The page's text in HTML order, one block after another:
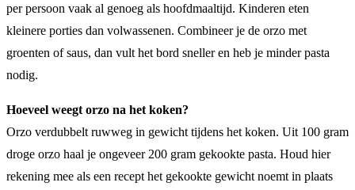
per persoon vaak al genoeg als hoofdmaaltijd. Kinderen eten
kleinere porties dan volwassenen. Combineer je de orzo met
groenten of saus, dan vult het bord sneller en heb je minder pasta
nodig.
Hoeveel weegt orzo na het koken?
Orzo verdubbelt ruwweg in gewicht tijdens het koken. Uit 100 gram
droge orzo haal je ongeveer 200 gram gekookte pasta. Houd hier
rekening mee als een recept het gekookte gewicht noemt in plaats